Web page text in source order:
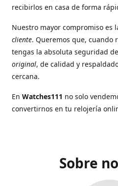
recibirlos en casa de forma
Nuestro mayor compromiso es
cliente. Queremos que, cuando
tengas la absoluta seguridad
original, de calidad y
cercana.
En Watches111 no solo
convertirnos en tu relojería
Sobre